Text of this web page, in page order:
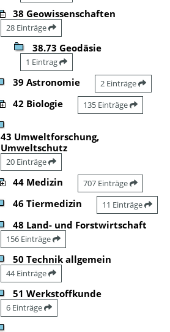
38 Geowissenschaften
28 Einträge
38.73 Geodäsie
1 Eintrag
39 Astronomie 2 Einträge
42 Biologie 135 Einträge
43 Umweltforschung,
Umweltschutz
20 Einträge
44 Medizin 707 Einträge
46 Tiermedizin 11 Einträge
48 Land- und Forstwirtschaft
156 Einträge
50 Technik allgemein
44 Einträge
51 Werkstoffkunde
6 Einträge